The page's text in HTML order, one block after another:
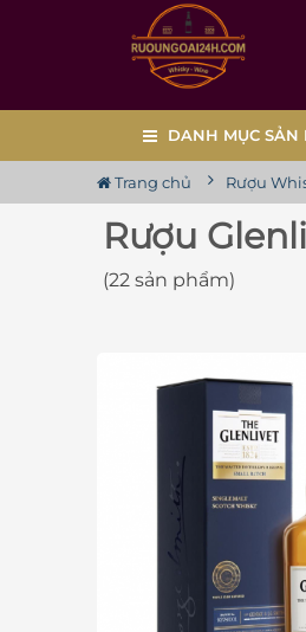
DANH MỤC SẢN
Trang chủ Rượu
Rượu
(22 sản phẩm)